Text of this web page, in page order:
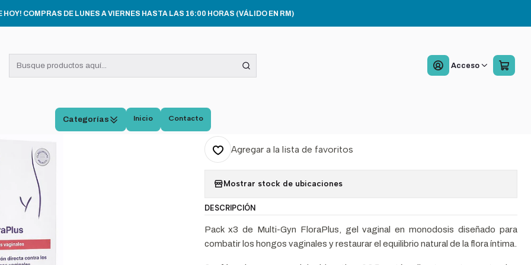
Acceso
Categorías Inicio Contacto
HOY! COMPRAS DE LUNES A VIERNES HASTA LAS 16:00 HORAS (VÁLIDO EN RM)
SALUD INTIMA Y CUIDADO SEXUAL Gel MultiGyn FloraPlus 5 tubos 5ml Pack 3
Gel MultiGyn FloraPlus 5
tubos 5ml Pack 3
Agregar a la lista de favoritos
Mostrar stock de ubicaciones
DESCRIPCIÓN
Pack x3 de Multi-Gyn FloraPlus, gel vaginal en monodosis diseñado para
combatir los hongos vaginales y restaurar el equilibrio natural de la flora íntima.